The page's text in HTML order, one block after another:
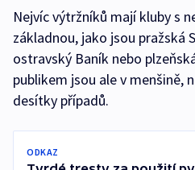
Nejvíc výtržníků mají kluby s
základnou, jako jsou pražská
ostravský Baník nebo
publikem jsou ale v menšině,
desítky případů.
ODKAZ